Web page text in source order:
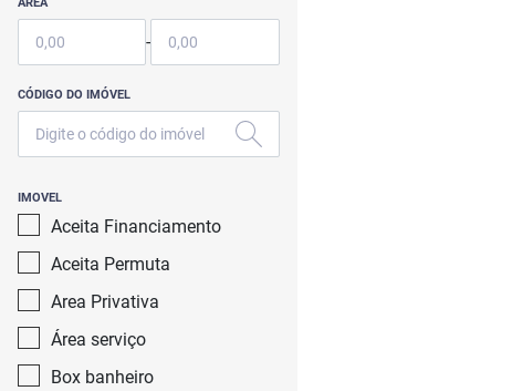
-
CÓDIGO DO IMÓVEL
IMOVEL
Aceita Financiamento
Aceita Permuta
Area Privativa
Área serviço
Box banheiro